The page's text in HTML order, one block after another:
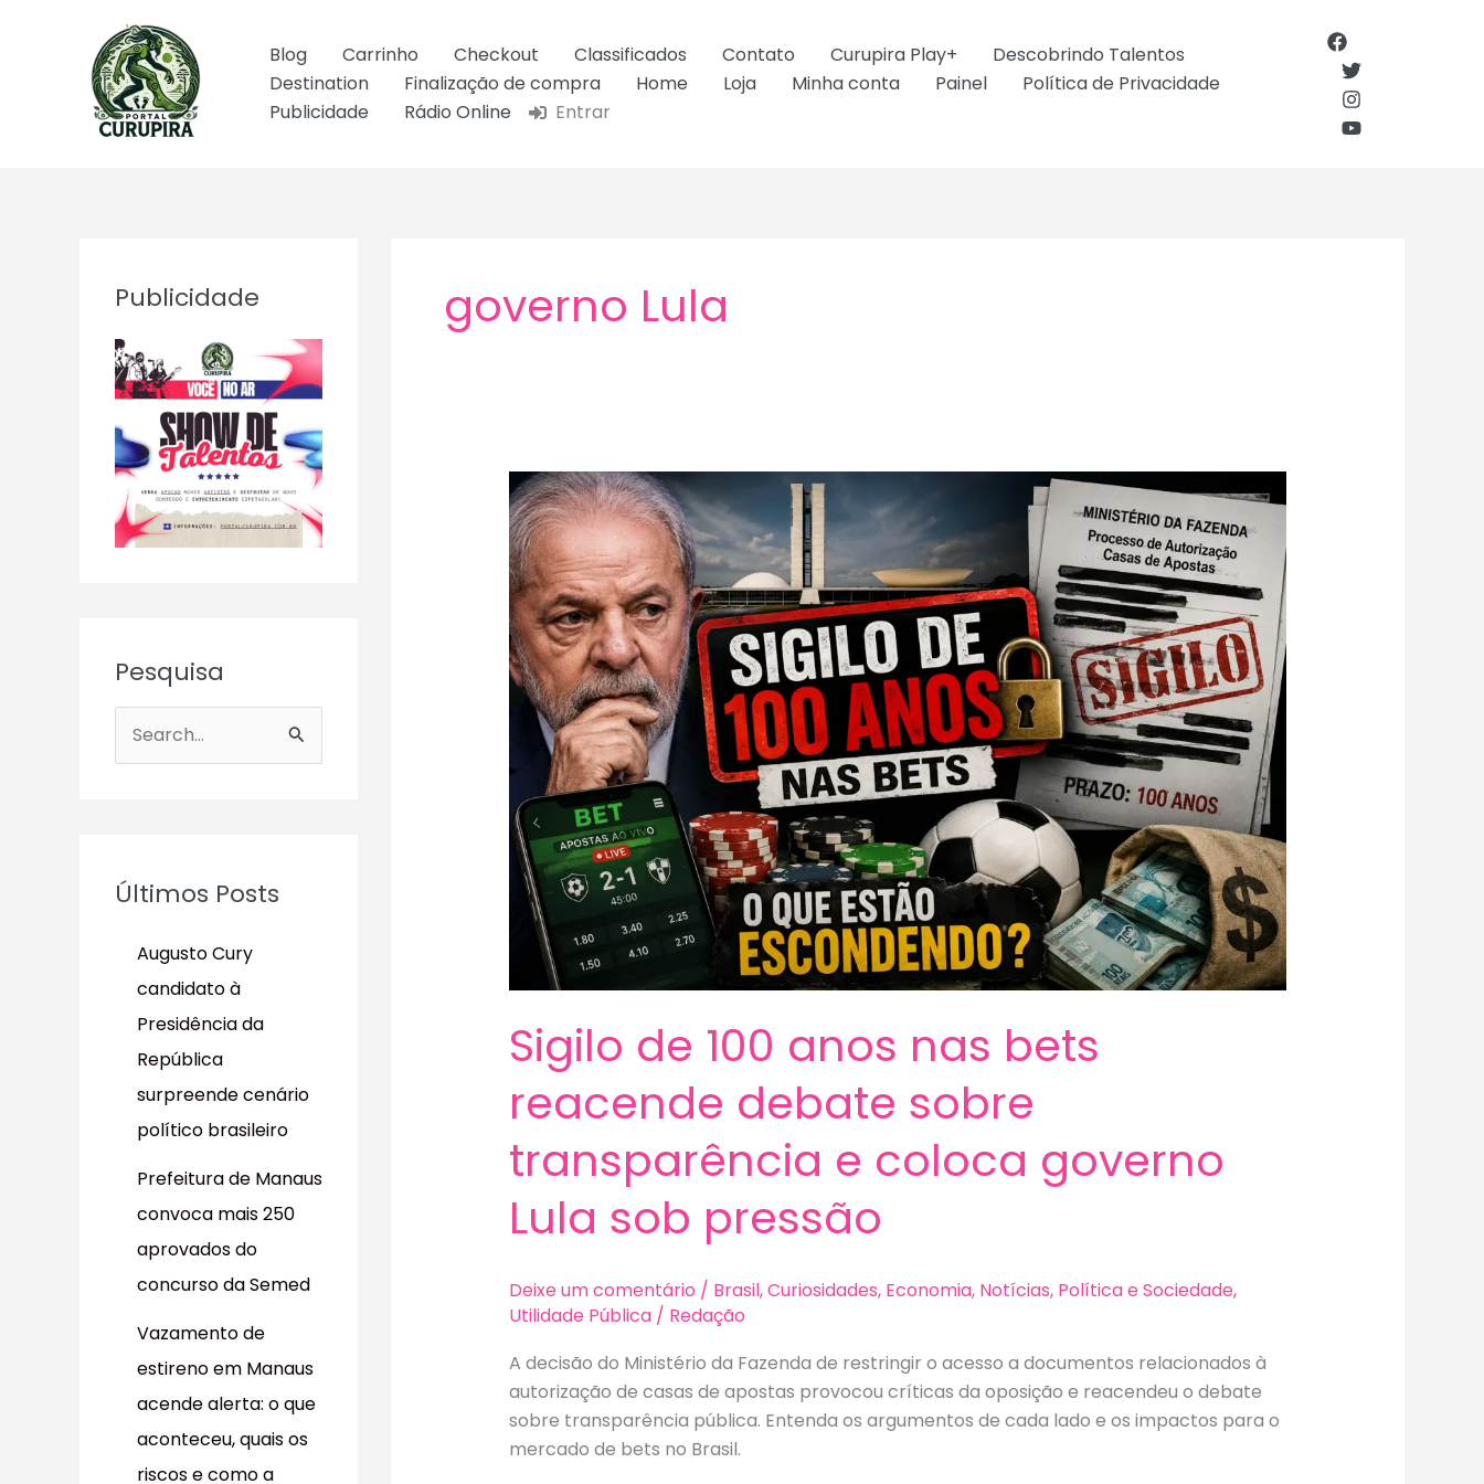
Blog Carrinho Checkout Classificados Contato Curupira Play+
Descobrindo Talentos
Destination
Finalização de compra Home Loja Minha conta Painel
Política de Privacidade
Publicidade
Rádio Online Entrar
Publicidade
Pesquisa
e
Últimos Posts
Augusto Cury
candidato à
Presidência da
República
surpreende cenário
político brasileiro
Prefeitura de Manaus
convoca mais 250
aprovados do
concurso da Semed
Vazamento de
estireno em Manaus
acende alerta: o que
aconteceu, quais os
riscos e como a
governo Lula
Sigilo de 100 anos nas bets
reacende debate sobre
transparência e coloca governo
Lula sob pressão
Deixe um comentário / Brasil,Curiosidades, Economia, Notícias, Política e Sociedade,
Utilidade Pública / Redação
A decisão do Ministério da Fazenda de restringir o acesso a documentos relacionados à
autorização de casas de apostas provocou críticas da oposição e reacendeu o debate
sobre transparência pública. Entenda os argumentos de cada lado e os impactos para o
mercado de bets no Brasil.